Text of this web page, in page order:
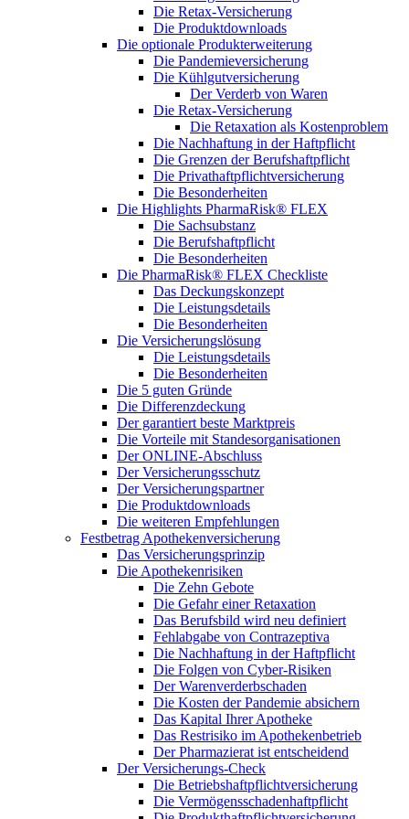
Die Retax-Versicherung
Die Produktdownloads
Die optionale Produkterweiterung
Die Pandemieversicherung
Die Kühlgutversicherung
Der Verderb von Waren
Die Retax-Versicherung
Die Retaxation als Kostenproblem
Die Nachhaftung in der Haftpflicht
Die Grenzen der Berufshaftpflicht
Die Privathaftpflichtversicherung
Die Besonderheiten
Die Highlights PharmaRisk® FLEX
Die Sachsubstanz
Die Berufshaftpflicht
Die Besonderheiten
Die PharmaRisk® FLEX Checkliste
Das Deckungskonzept
Die Leistungsdetails
Die Besonderheiten
Die Versicherungslösung
Die Leistungsdetails
Die Besonderheiten
Die 5 guten Gründe
Die Differenzdeckung
Der garantiert beste Marktpreis
Die Vorteile mit Standesorganisationen
Der ONLINE-Abschluss
Der Versicherungsschutz
Der Versicherungspartner
Die Produktdownloads
Die weiteren Empfehlungen
Festbetrag Apothekenversicherung
Das Versicherungsprinzip
Die Apothekenrisiken
Die Zehn Gebote
Die Gefahr einer Retaxation
Das Berufsbild wird neu definiert
Fehlabgabe von Contrazeptiva
Die Nachhaftung in der Haftpflicht
Die Folgen von Cyber-Risiken
Der Warenverderbschaden
Die Kosten der Pandemie absichern
Das Kapital Ihrer Apotheke
Das Restrisiko im Apothekenbetrieb
Der Pharmazierat ist entscheidend
Der Versicherungs-Check
Die Betriebshaftpflichtversicherung
Die Vermögensschadenhaftpflicht